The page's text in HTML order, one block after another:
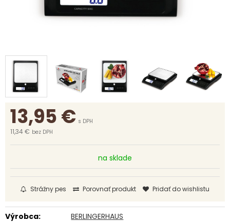
13,95€ s DPH
11,34 € bez DPH
na sklade
Strážny pes Porovnať produkt Pridať do wishlistu
Výrobca:
BERLINGERHAUS